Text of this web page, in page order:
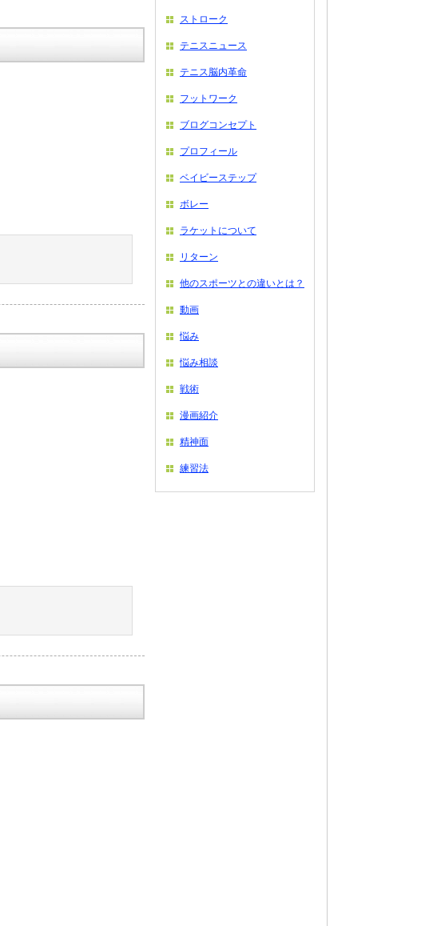
ストローク
テニスニュース
テニス脳内革命
フットワーク
ブログコンセプト
プロフィール
ベイビーステップ
ボレー
ラケットについて
リターン
他のスポーツとの違いとは？
動画
悩み
悩み相談
戦術
漫画紹介
精神面
練習法